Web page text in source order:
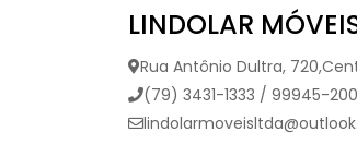
LINDOLAR
Rua Antônio Dultra,
(79) 3431-1333 / 99945-